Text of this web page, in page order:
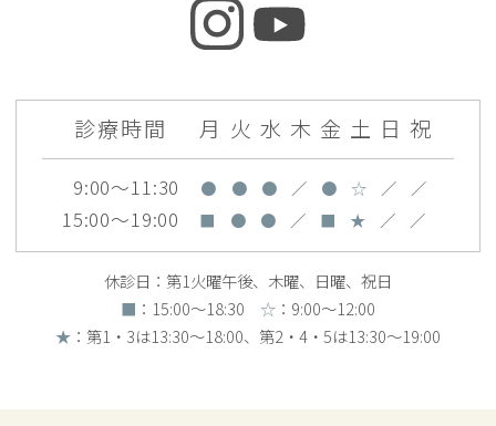
診療時間 月 火 水 木 金 土 日 祝
9:00～11:30 ● ● ● ／ ● ☆ ／ ／
15:00～19:00 ■ ● ● ／ ■ ★ ／ ／
休診日：第1火曜午後、木曜、日曜、祝日
■ ：15:00〜18:30 ☆ ：9:00〜12:00
★ ：第1・3は13:30～18:00、第2・4・5は13:30〜19:00